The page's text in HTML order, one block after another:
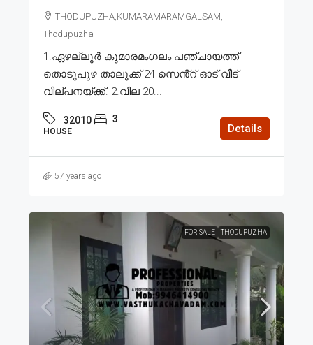
THODUPUZHA,KUMARAMARAMGALSAM,
Thodupuzha
1.ഏഴല്ലൂർ കുമാരമംഗലം പഞ്ചായത്ത്
തൊടുപുഴ താലൂക്ക് 24 സെൻ്റ് ഓട് വീട്
വില്പനയ്ക്ക്. 2.വില 20...
32010 3
HOUSE Details
57 years ago
FOR SALE THODUPUZHA